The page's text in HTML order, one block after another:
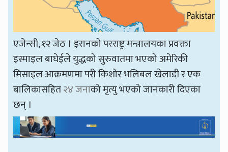
एजेन्सी, १२ जेठ । इरानको परराष्ट्र मन्त्रालयका प्रवक्ता
इस्माइल बाघेईले युद्धको सुरुवातमा भएको अमेरिकी
मिसाइल आक्रमणमा परी किशोर भलिबल खेलाडी र एक
बालिकासहित२४ जनाको मृत्यु भएको जानकारी दिएका
छन् ।